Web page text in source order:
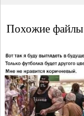
Похожие файлы